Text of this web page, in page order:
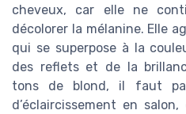
cheveux, car elle ne
décolorer la mélanine. Elle
qui se superpose à la
des reflets et de la
tons de blond, il faut
d’éclaircissement en